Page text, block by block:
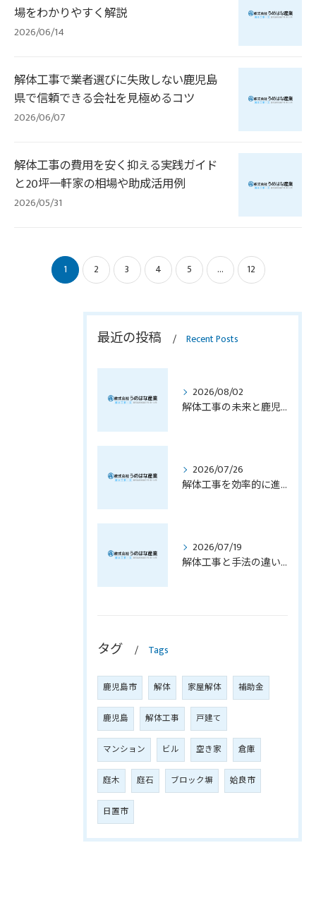
場をわかりやすく解説
2026/06/14
解体工事で業者選びに失敗しない鹿児島
県で信頼できる会社を見極めるコツ
2026/06/07
解体工事の費用を安く抑える実践ガイド
と20坪一軒家の相場や助成活用例
2026/05/31
1 2 3 4 5 ... 12
最近の投稿 Recent Posts
2026/08/02
解体工事の未来と鹿児島県で安心して選ぶための最新市場動向と業者比較ガイド
2026/07/26
解体工事を効率的に進める現場管理と技術導入の成功ポイント
2026/07/19
解体工事と手法の違いを徹底解説し最適選定につなげる鹿児島県対応ガイド
タグ Tags
鹿児島市 解体 家屋解体 補助金
鹿児島 解体工事 戸建て
マンション ビル 空き家 倉庫
庭木 庭石 ブロック塀 姶良市
日置市